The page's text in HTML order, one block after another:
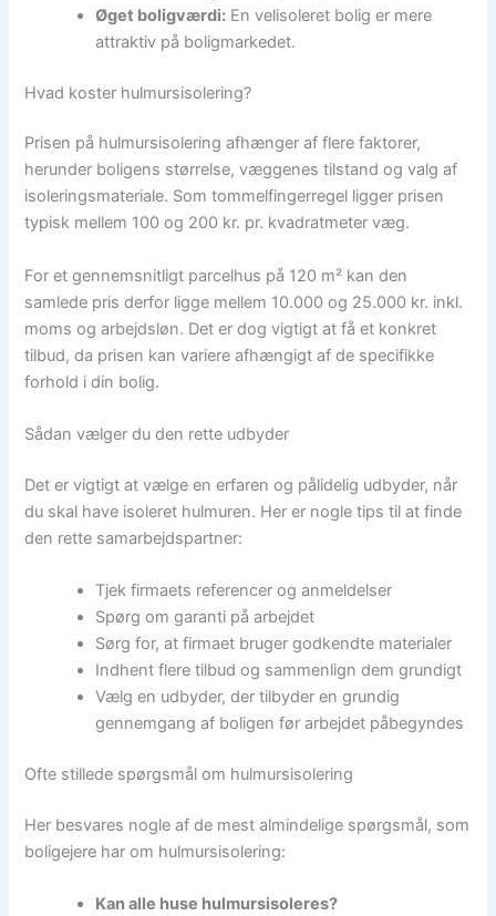
Øget boligværdi: En velisoleret bolig er mere
attraktiv på boligmarkedet.
Hvad koster hulmursisolering?
Prisen på hulmursisolering afhænger af flere faktorer,
herunder boligens størrelse, væggenes tilstand og valg af
isoleringsmateriale. Som tommelfingerregel ligger prisen
typisk mellem 100 og 200 kr. pr. kvadratmeter væg.
For et gennemsnitligt parcelhus på 120 m² kan den
samlede pris derfor ligge mellem 10.000 og 25.000 kr. inkl.
moms og arbejdsløn. Det er dog vigtigt at få et konkret
tilbud, da prisen kan variere afhængigt af de specifikke
forhold i din bolig.
Sådan vælger du den rette udbyder
Det er vigtigt at vælge en erfaren og pålidelig udbyder, når
du skal have isoleret hulmuren. Her er nogle tips til at finde
den rette samarbejdspartner:
Tjek firmaets referencer og anmeldelser
Spørg om garanti på arbejdet
Sørg for, at firmaet bruger godkendte materialer
Indhent flere tilbud og sammenlign dem grundigt
Vælg en udbyder, der tilbyder en grundig
gennemgang af boligen før arbejdet påbegyndes
Ofte stillede spørgsmål om hulmursisolering
Her besvares nogle af de mest almindelige spørgsmål, som
boligejere har om hulmursisolering:
Kan alle huse hulmursisoleres?